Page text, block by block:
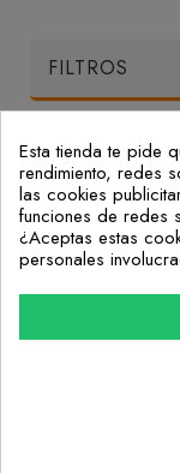
FILTROS
Mi Cuenta
Nuestras
Diseño Web
Esta tienda te pide
rendimiento, redes
las cookies
funciones de redes
¿Aceptas estas
personales